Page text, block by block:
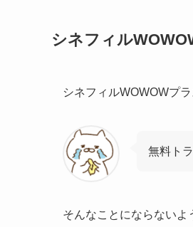
シネフィル
シネフィルWOWOWプ
無料ト
そんなことにならないよ